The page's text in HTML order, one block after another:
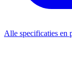
Alle specificaties en